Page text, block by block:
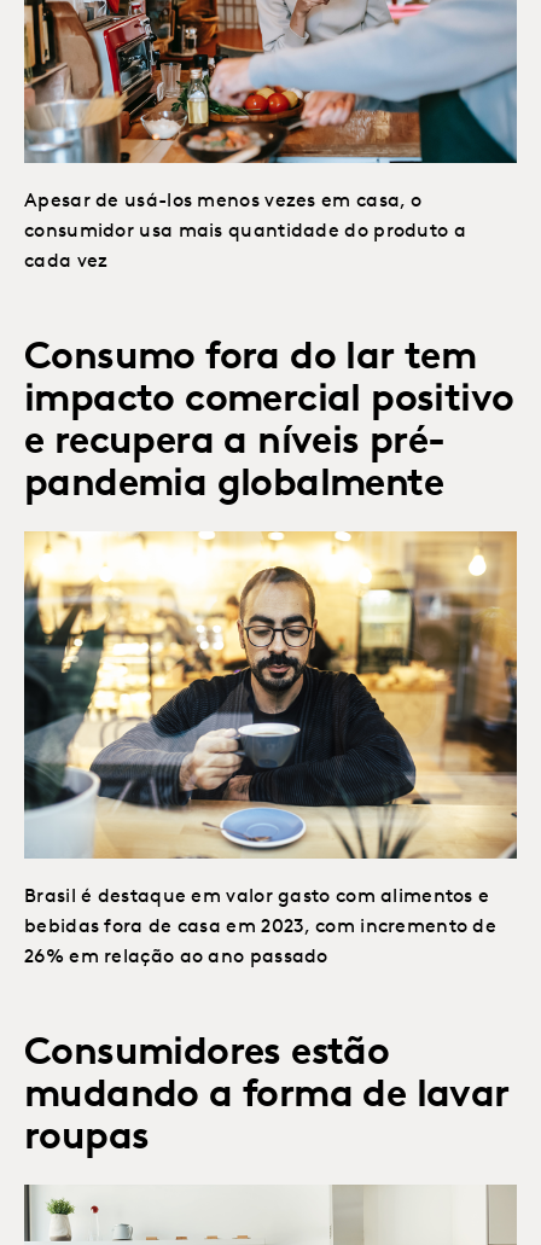
Apesar de usá-los menos vezes em casa, o
consumidor usa mais quantidade do produto a
cada vez
Consumo fora do lar tem
impacto comercial positivo
e recupera a níveis pré-
pandemia globalmente
Brasil é destaque em valor gasto com alimentos e
bebidas fora de casa em 2023, com incremento de
26% em relação ao ano passado
Consumidores estão
mudando a forma de lavar
roupas